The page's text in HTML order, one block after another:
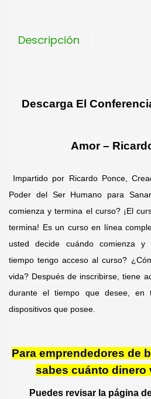
Descripción
Descarga El
Amor –
Impartido por Ricardo Ponce,
Poder del Ser Humano para
comienza y termina el curso? ¡El
termina! Es un curso en línea
usted decide cuándo comienza y
tiempo tengo acceso al curso?
vida? Después de inscribirse, tiene
durante el tiempo que desee,
dispositivos que posee.
Para emprendedores de
sabes cuánto dinero
Puedes revisar la página